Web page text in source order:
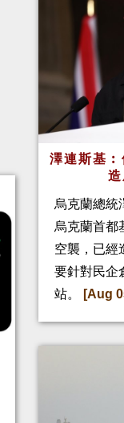
澤連斯基
烏克蘭總統
烏克蘭首都
空襲，已經
要針對民企
站。
[Aug